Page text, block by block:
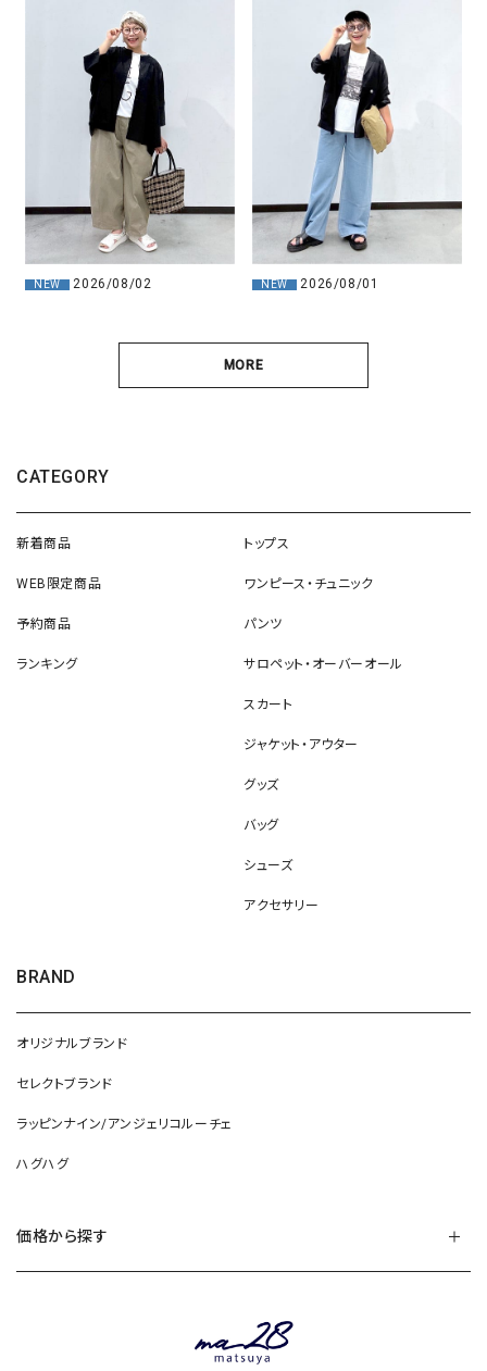
NEW 2026/08/02 NEW 2026/08/01
MORE
CATEGORY
新着商品
WEB限定商品
予約商品
ランキング
トップス
ワンピース・チュニック
パンツ
サロペット・オーバーオール
スカート
ジャケット・アウター
グッズ
バッグ
シューズ
アクセサリー
BRAND
オリジナルブランド
セレクトブランド
ラッピンナイン/アンジェリコルーチェ
ハグハグ
価格から探す